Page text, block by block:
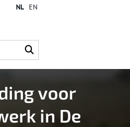
NL EN
voor
in De